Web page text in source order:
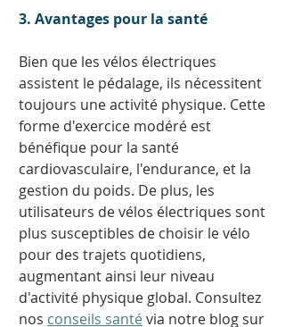
3. Avantages pour la santé
Bien que les vélos électriques
assistent le pédalage, ils nécessitent
toujours une activité physique. Cette
forme d'exercice modéré est
bénéfique pour la santé
cardiovasculaire, l'endurance, et la
gestion du poids. De plus, les
utilisateurs de vélos électriques sont
plus susceptibles de choisir le vélo
pour des trajets quotidiens,
augmentant ainsi leur niveau
d'activité physique global. Consultez
nos conseils santé via notre blog sur